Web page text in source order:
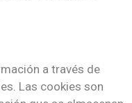
a través de
Las cookies son